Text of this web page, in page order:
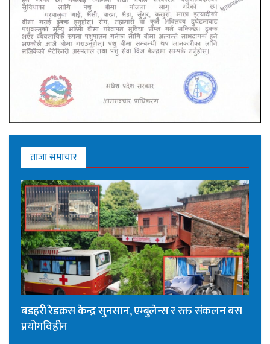
ताजा समाचार
बडहरी रेडक्रस केन्द्र सुनसान, एम्बुलेन्स र रक्त संकलन बस
प्रयोगविहीन